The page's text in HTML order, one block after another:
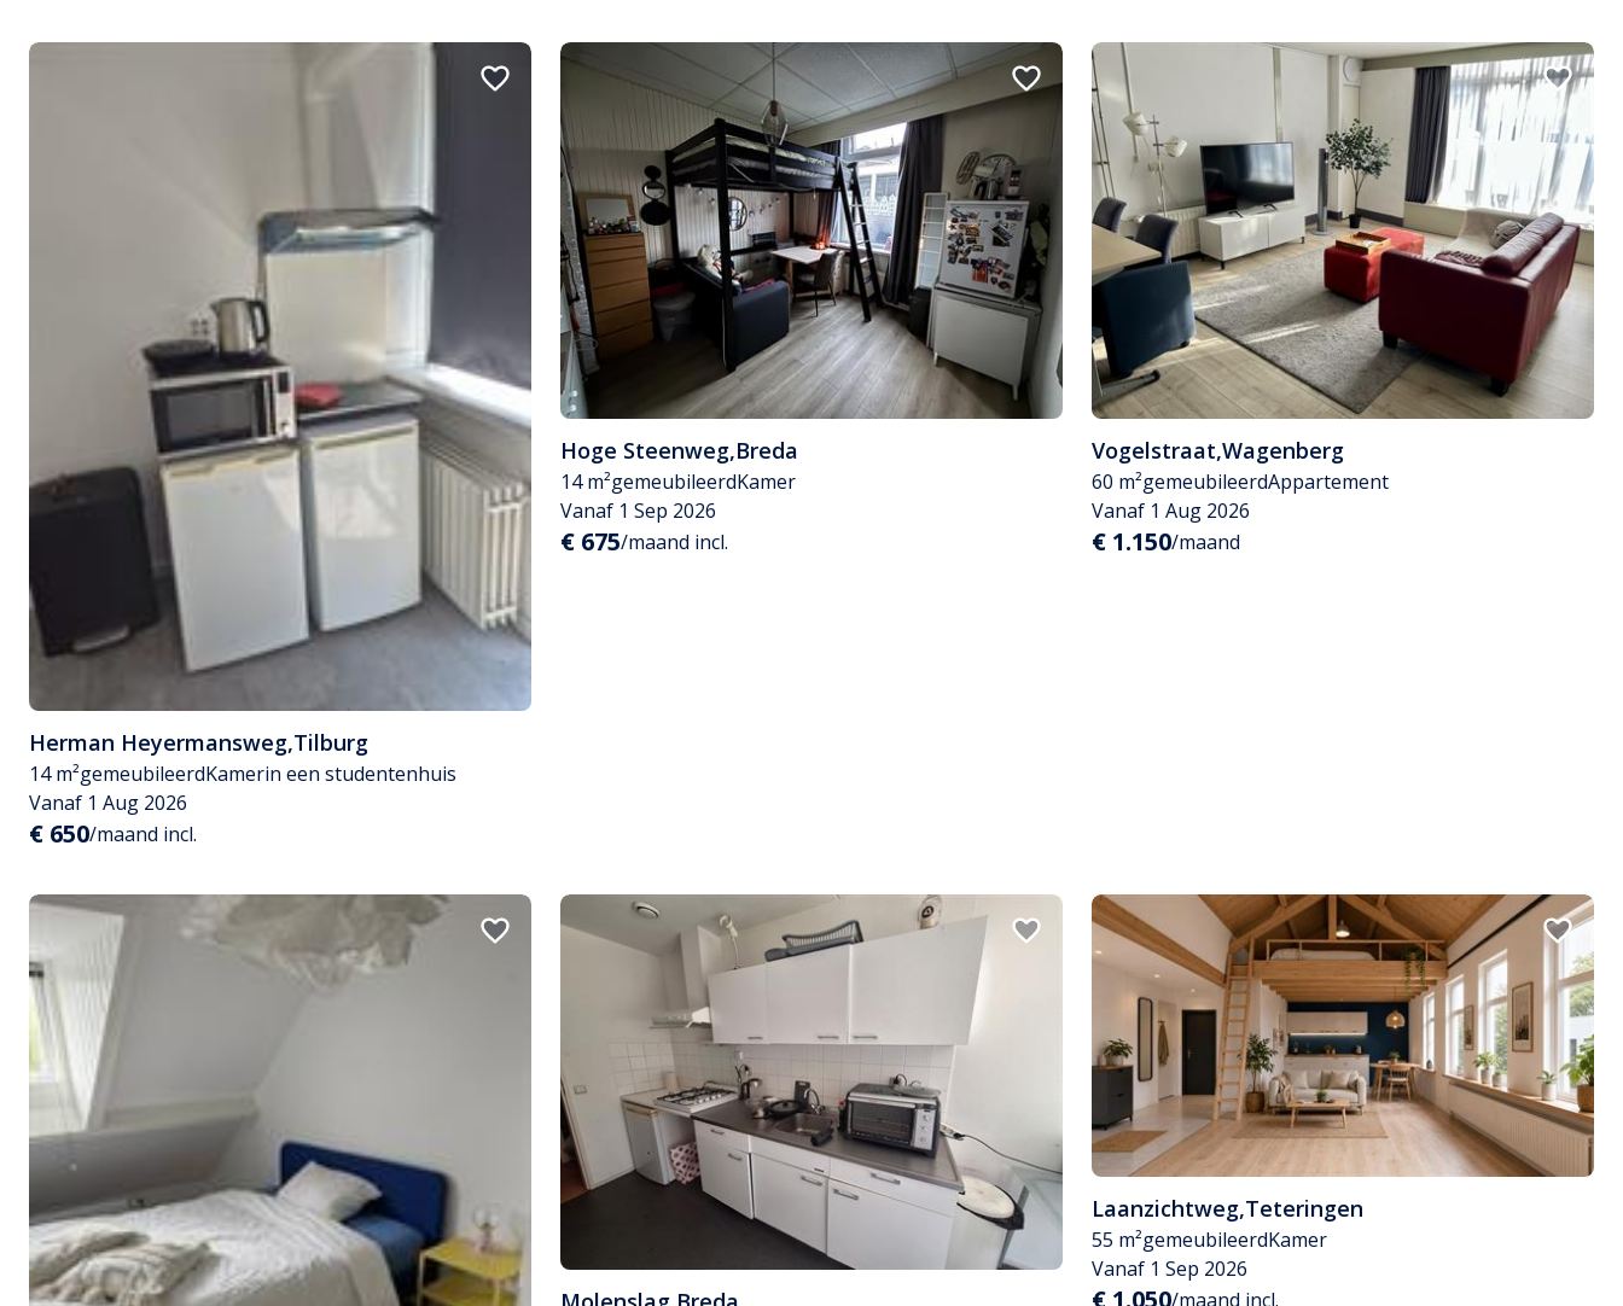
Herman Heyermansweg,Tilburg
14 m²gemeubileerdKamerin een studentenhuis
Vanaf 1 Aug 2026
€ 650/maand incl.
Hoge Steenweg,Breda
14 m²gemeubileerdKamer
Vanaf 1 Sep 2026
€ 675/maand incl.
Vogelstraat,Wagenberg
60 m²gemeubileerdAppartement
Vanaf 1 Aug 2026
€ 1.150/maand
Laanzichtweg,Teteringen
55 m²gemeubileerdKamer
Vanaf 1 Sep 2026
/maand incl.